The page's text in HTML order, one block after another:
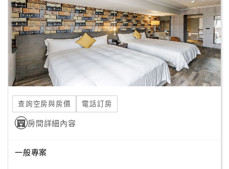
伴
計
劃
商
品
傳查詢空房與房價 電話訂房
房間詳細內容
一般專案